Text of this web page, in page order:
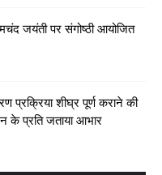
जयंती पर संगोष्ठी आयोजित
प्रक्रिया शीघ्र पूर्ण कराने की
के प्रति जताया आभार